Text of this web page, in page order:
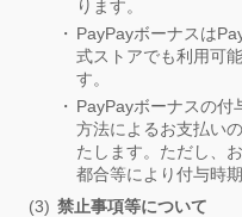
ります。
PayPayボーナスは
式ストアでも利用可
す。
PayPayボーナスの付
方法によるお支払い
たします。ただし、
都合等により付与時
禁止事項等について